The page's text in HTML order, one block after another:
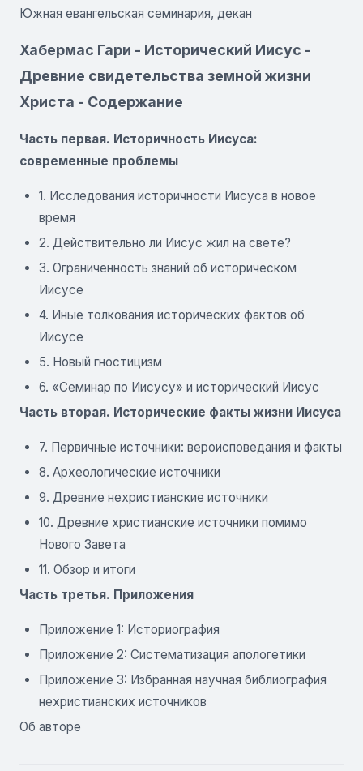
Южная евангельская семинария, декан
Хабермас Гари - Исторический Иисус -
Древние свидетельства земной жизни
Христа - Содержание
Часть первая. Историчность Иисуса:
современные проблемы
1. Исследования историчности Иисуса в новое
время
2. Действительно ли Иисус жил на свете?
3. Ограниченность знаний об историческом
Иисусе
4. Иные толкования исторических фактов об
Иисусе
5. Новый гностицизм
6. «Семинар по Иисусу» и исторический Иисус
Часть вторая. Исторические факты жизни Иисуса
7. Первичные источники: вероисповедания и факты
8. Археологические источники
9. Древние нехристианские источники
10. Древние христианские источники помимо
Нового Завета
11. Обзор и итоги
Часть третья. Приложения
Приложение 1: Историография
Приложение 2: Систематизация апологетики
Приложение 3: Избранная научная библиография
нехристианских источников
Об авторе